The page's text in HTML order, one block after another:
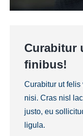
Curabitur
finibus!
Curabitur ut
nisi. Cras nisl
justo, eu
ligula.